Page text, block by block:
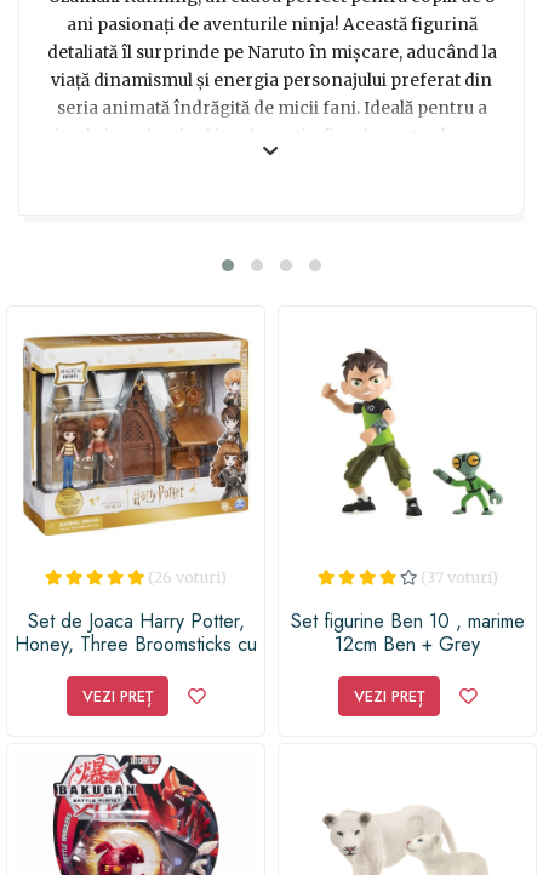
ani pasionați de aventurile ninja! Această figurină
detaliată îl surprinde pe Naruto în mișcare, aducând la
viață dinamismul și energia personajului preferat din
seria animată îndrăgită de micii fani. Ideală pentru a
stimula imaginația și jocul creativ, figurina este alegerea
(26 voturi)
Set de Joaca Harry Potter,
Honey, Three Broomsticks cu
VEZI PREȚ
(37 voturi)
Set figurine Ben 10 , marime
12cm Ben + Grey
VEZI PREȚ